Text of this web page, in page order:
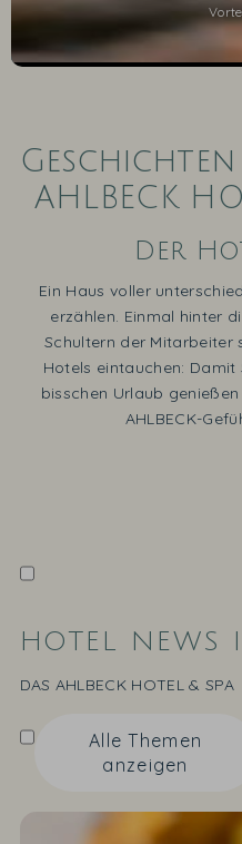
AHLBECK
Der
Ein Haus voller
erzählen. Einmal hinter
Schultern der Mitarbeiter
Hotels eintauchen: Damit
bisschen Urlaub
AHLBECK-
HOTEL NEWS
DAS AHLBECK HOTEL & SPA
Alle Themen
anzeigen